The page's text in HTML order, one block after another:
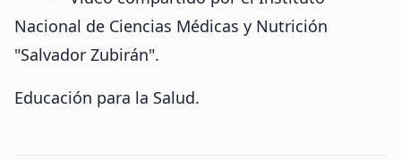
Nacional de Ciencias Médicas y Nutrición
"Salvador Zubirán".
Educación para la Salud.